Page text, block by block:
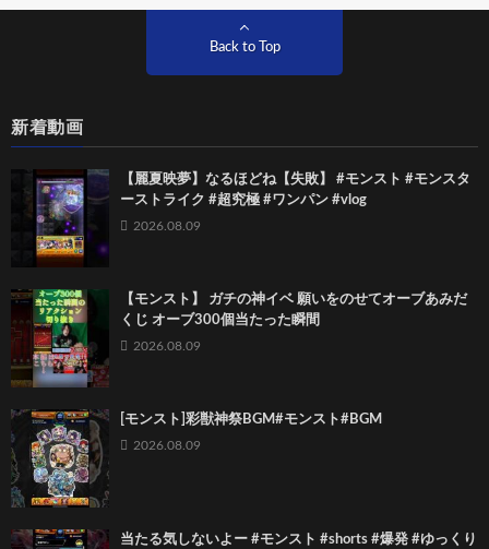
Back to Top
新着動画
【麗夏映夢】なるほどね【失敗】 #モンスト #モンスタ
ーストライク #超究極 #ワンパン #vlog
2026.08.09
【モンスト】 ガチの神イベ 願いをのせてオーブあみだ
くじ オーブ300個当たった瞬間
2026.08.09
[モンスト]彩獣神祭BGM#モンスト#BGM
2026.08.09
当たる気しないよー #モンスト #shorts #爆発 #ゆっくり